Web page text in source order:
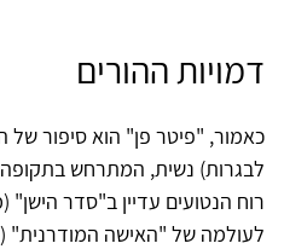
דמויות ההורים
כאמור, "פיטר פן" הוא סיפור
לבגרות) נשית, המתרחש
רוח הנטועים עדיין ב"סדר הישן"
לעולמה של "האישה המודרנית"